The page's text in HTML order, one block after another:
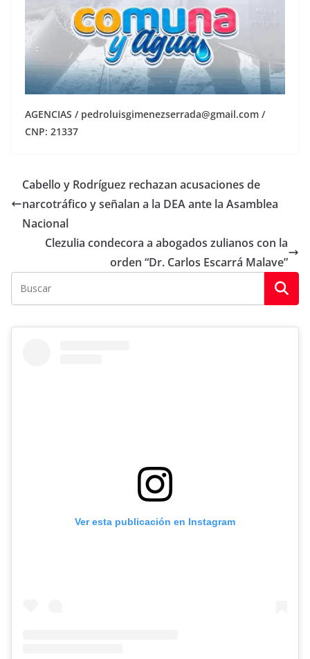
AGENCIAS / pedroluisgimenezserrada@gmail.com /
CNP: 21337
Cabello y Rodríguez rechazan acusaciones de
narcotráfico y señalan a la DEA ante la Asamblea
Nacional
Clezulia condecora a abogados zulianos con la
orden “Dr. Carlos Escarrá Malave”
Ver esta publicación en Instagram